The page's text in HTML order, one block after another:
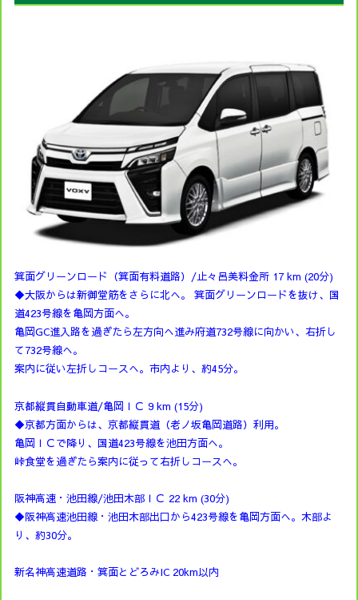
箕面グリーンロード（箕面有料道路）/止々呂美料金所 17 km (20分)
◆大阪からは新御堂筋をさらに北へ。 箕面グリーンロードを抜け、国
道423号線を亀岡方面へ。
亀岡GC進入路を過ぎたら左方向へ進み府道732号線に向かい、右折し
て732号線へ。
案内に従い左折しコースへ。市内より、約45分。
京都縦貫自動車道/亀岡ＩＣ 9 km (15分)
◆京都方面からは、京都縦貫道（老ノ坂亀岡道路）利用。
亀岡ＩＣで降り、国道423号線を池田方面へ。
峠食堂を過ぎたら案内に従って右折しコースへ。
阪神高速・池田線/池田木部ＩＣ 22 km (30分)
◆阪神高速池田線・池田木部出口から423号線を亀岡方面へ。木部よ
り、約30分。
新名神高速道路・箕面とどろみIC 20km以内